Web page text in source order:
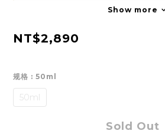
Show more
NT$2,890
规格 : 50ml
50ml
Sold Out